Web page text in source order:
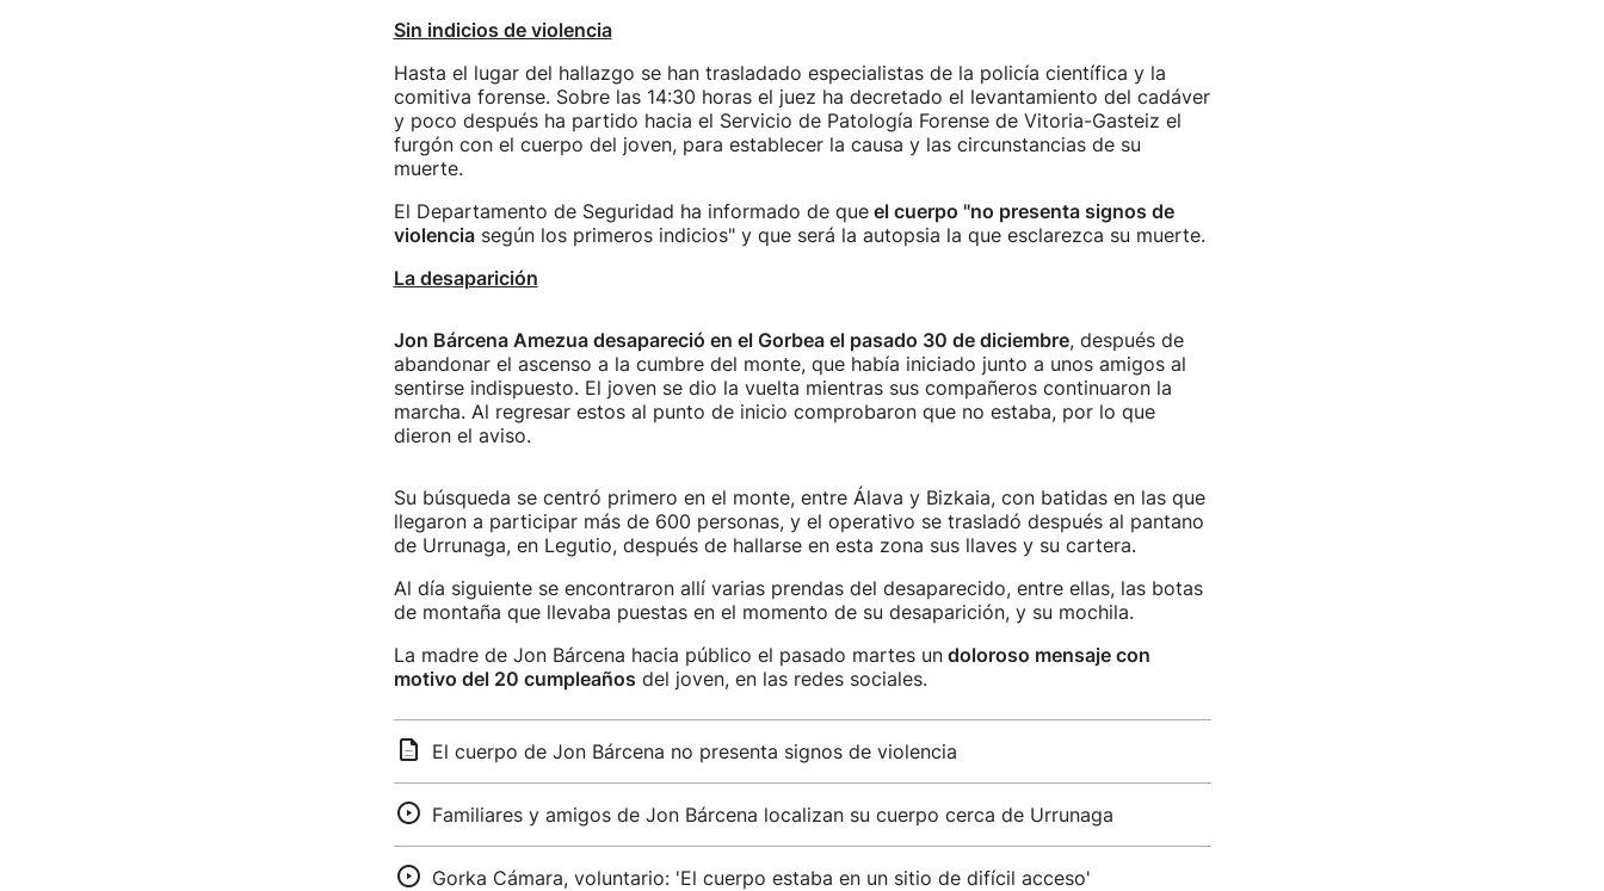
Sin indicios de violencia
Hasta el lugar del hallazgo se han trasladado especialistas de la policía científica y la
comitiva forense. Sobre las 14:30 horas el juez ha decretado el levantamiento del cadáver
y poco después ha partido hacia el Servicio de Patología Forense de Vitoria-Gasteiz el
furgón con el cuerpo del joven, para establecer la causa y las circunstancias de su
muerte.
El Departamento de Seguridad ha informado de queel cuerpo "no presenta signos de
violenciasegún los primeros indicios" y que será la autopsia la que esclarezca su muerte.
La desaparición
Jon Bárcena Amezua desapareció en el Gorbea el pasado 30 de diciembre, después de
abandonar el ascenso a la cumbre del monte, que había iniciado junto a unos amigos al
sentirse indispuesto. El joven se dio la vuelta mientras sus compañeros continuaron la
marcha. Al regresar estos al punto de inicio comprobaron que no estaba, por lo que
dieron el aviso.
Su búsqueda se centró primero en el monte, entre Álava y Bizkaia, con batidas en las que
llegaron a participar más de 600 personas, y el operativo se trasladó después al pantano
de Urrunaga, en Legutio, después de hallarse en esta zona sus llaves y su cartera.
Al día siguiente se encontraron allí varias prendas del desaparecido, entre ellas, las botas
de montaña que llevaba puestas en el momento de su desaparición, y su mochila.
La madre de Jon Bárcena hacia público el pasado martes undoloroso mensaje con
motivo del 20 cumpleaños del joven, en las redes sociales.
El cuerpo de Jon Bárcena no presenta signos de violencia
Familiares y amigos de Jon Bárcena localizan su cuerpo cerca de Urrunaga
Gorka Cámara, voluntario: 'El cuerpo estaba en un sitio de difícil acceso'